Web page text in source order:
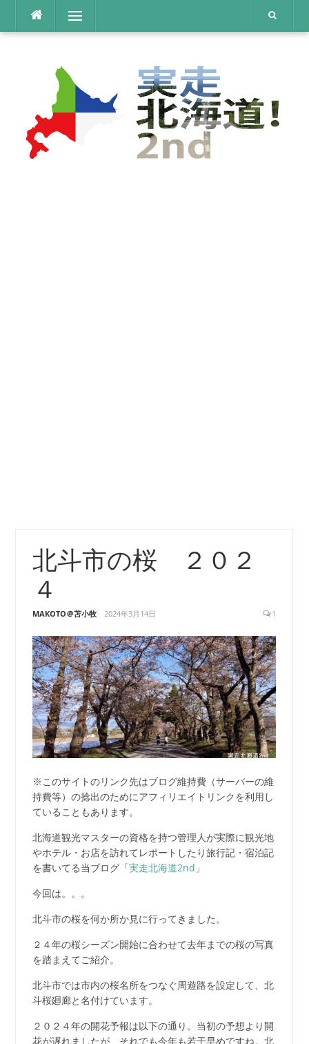
テ
メニュー
北斗市の桜 ２０２
４
MAKOTO＠苫小牧 2024年3月14日 1
※このサイトのリンク先はブログ維持費（サーバーの維
持費等）の捻出のためにアフィリエイトリンクを利用し
ていることもあります。
北海道観光マスターの資格を持つ管理人が実際に観光地
やホテル・お店を訪れてレポートしたり旅行記・宿泊記
を書いてる当ブログ「実走北海道2nd 」
今回は。。。
北斗市の桜を何か所か見に行ってきました。
２４年の桜シーズン開始に合わせて去年までの桜の写真
を踏まえてご紹介。
北斗市では市内の桜名所をつなぐ周遊路を設定して、北
斗桜廻廊と名付けています。
２０２４年の開花予報は以下の通り。当初の予想より開
花が遅れましたが、それでも今年も若干早めですね。北